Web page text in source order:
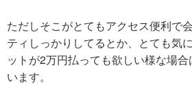
ただしそこがとてもアクセス便利で
ティしっかりしてるとか、とても気
ットが2万円払っても欲しい様な場
います。